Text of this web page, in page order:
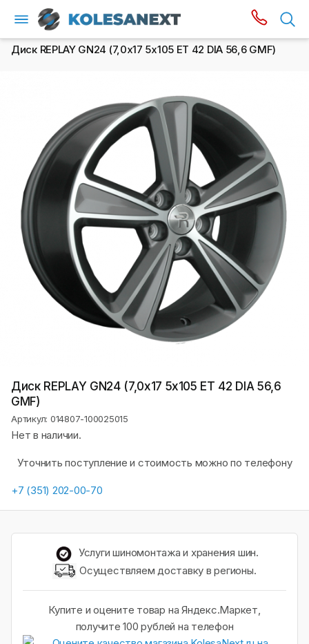
Диск REPLAY GN24 (7,0х17 5x105 ET 42 DIA 56,6 GMF)
Диск REPLAY GN24 (7,0х17 5x105 ET 42 DIA 56,6
GMF)
Артикул: 014807-100025015
Нет в наличии.
Уточнить поступление и стоимость можно по телефону
+7 (351) 202-00-70
Услуги шиномонтажа и хранения шин.
Осуществляем доставку в регионы.
Купите и оцените товар на Яндекс.Маркет,
получите 100 рублей на телефон